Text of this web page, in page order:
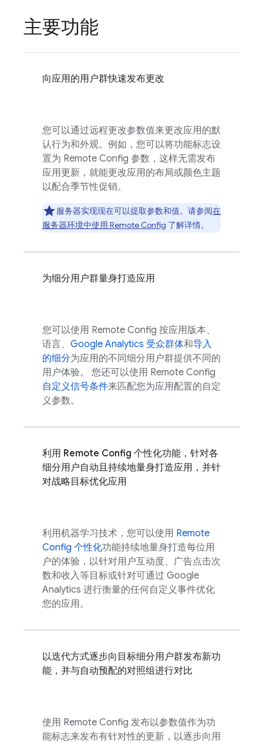
主要功能
向应用的用户群快速发布更改
您可以通过远程更改参数值来更改应用的默
认行为和外观。例如，您可以将功能标志设
置为 Remote Config 参数，这样无需发布
应用更新，就能更改应用的布局或颜色主题
以配合季节性促销。
服务器实现现在可以提取参数和值。请参阅在
服务器环境中使用 Remote Config 了解详情。
为细分用户群量身打造应用
您可以使用 Remote Config 按应用版本、
语言、 Google Analytics 受众群体和导入
的细分为应用的不同细分用户群提供不同的
用户体验。 您还可以使用 Remote Config
自定义信号条件来匹配您为应用配置的自定
义参数。
利用 Remote Config 个性化功能，针对各
细分用户自动且持续地量身打造应用，并针
对战略目标优化应用
利用机器学习技术，您可以使用 Remote
Config 个性化功能持续地量身打造每位用
户的体验，以针对用户互动度、广告点击次
数和收入等目标或针对可通过 Google
Analytics 进行衡量的任何自定义事件优化
您的应用。
以迭代方式逐步向目标细分用户群发布新功
能，并与自动预配的对照组进行对比
使用 Remote Config 发布以参数值作为功
能标志来发布有针对性的更新，以逐步向用